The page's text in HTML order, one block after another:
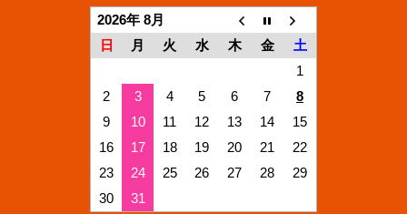
2026年 8月
日
月 火 水 木 金
土
1
2
3 4 5 6 7
8
9
10 11 12 13 14
15
16
17 18 19 20 21
22
23
24 25 26 27 28
29
30
31